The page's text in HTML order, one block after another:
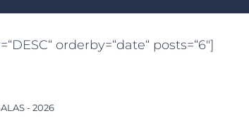
orderby=“date“ posts=“6″]
- 2026